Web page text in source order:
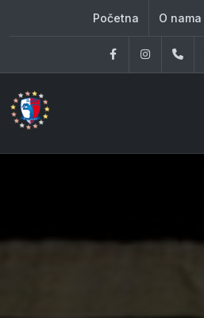
Početna O nama
Facebook